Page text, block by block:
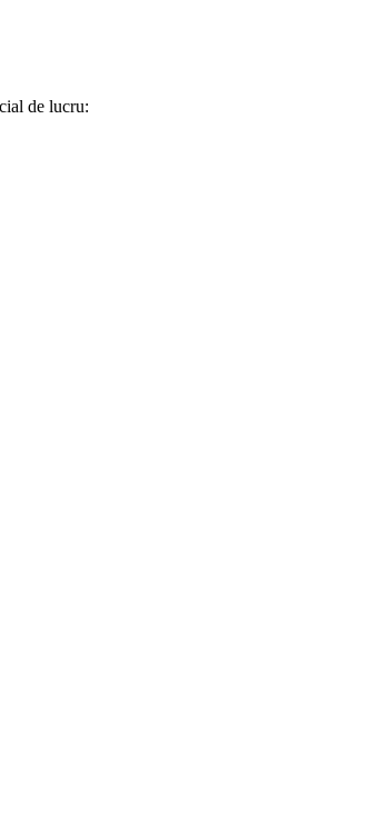
de lucru: